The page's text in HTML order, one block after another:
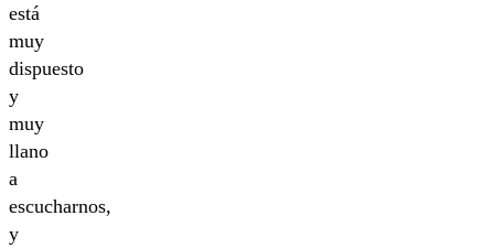
está
muy
dispuesto
y
muy
llano
a
escucharnos,
y